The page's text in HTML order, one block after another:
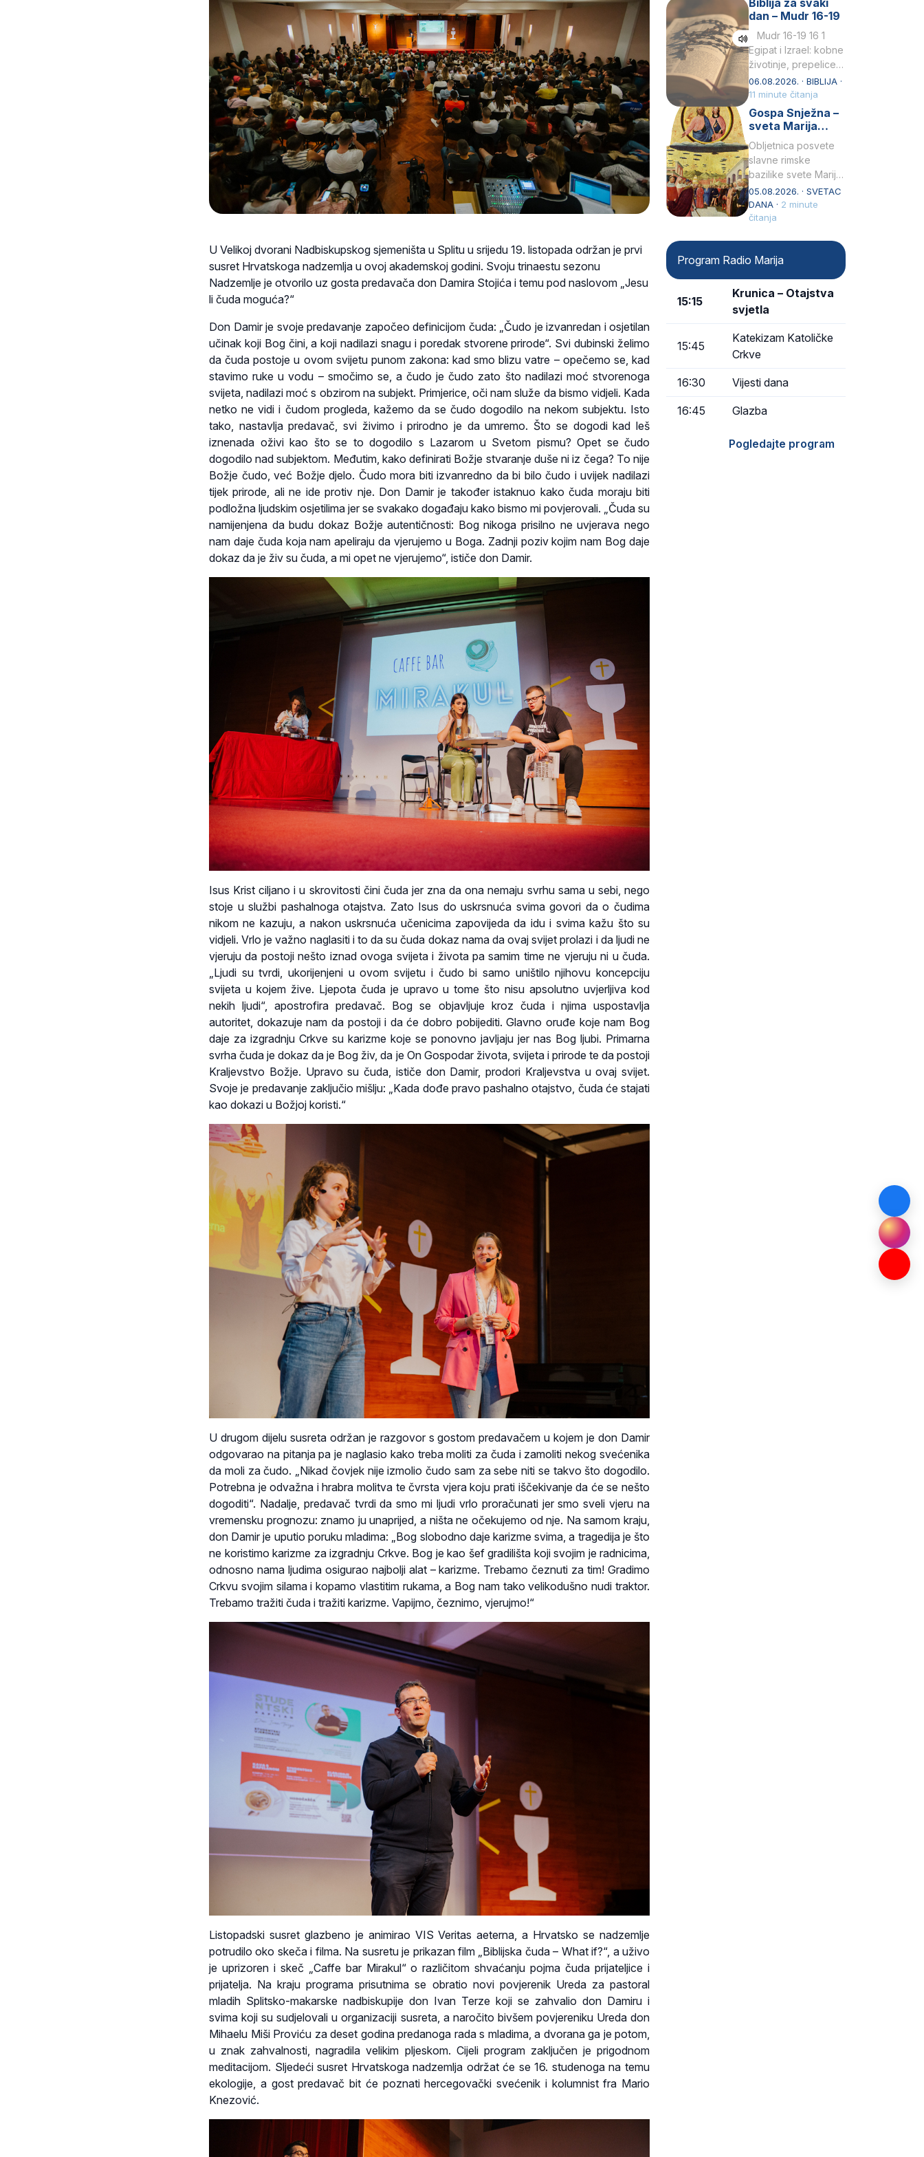
U Velikoj dvorani Nadbiskupskog sjemeništa u Splitu u srijedu 19. listopada održan je prvi
susret Hrvatskoga nadzemlja u ovoj akademskoj godini. Svoju trinaestu sezonu
Nadzemlje je otvorilo uz gosta predavača don Damira Stojića i temu pod naslovom „Jesu
li čuda moguća?“
Don Damir je svoje predavanje započeo definicijom čuda: „Čudo je izvanredan i osjetilan
učinak koji Bog čini, a koji nadilazi snagu i poredak stvorene prirode“. Svi dubinski želimo
da čuda postoje u ovom svijetu punom zakona: kad smo blizu vatre – opečemo se, kad
stavimo ruke u vodu – smočimo se, a čudo je čudo zato što nadilazi moć stvorenoga
svijeta, nadilazi moć s obzirom na subjekt. Primjerice, oči nam služe da bismo vidjeli. Kada
netko ne vidi i čudom progleda, kažemo da se čudo dogodilo na nekom subjektu. Isto
tako, nastavlja predavač, svi živimo i prirodno je da umremo. Što se dogodi kad leš
iznenada oživi kao što se to dogodilo s Lazarom u Svetom pismu? Opet se čudo
dogodilo nad subjektom. Međutim, kako definirati Božje stvaranje duše ni iz čega? To nije
Božje čudo, već Božje djelo. Čudo mora biti izvanredno da bi bilo čudo i uvijek nadilazi
tijek prirode, ali ne ide protiv nje. Don Damir je također istaknuo kako čuda moraju biti
podložna ljudskim osjetilima jer se svakako događaju kako bismo mi povjerovali. „Čuda su
namijenjena da budu dokaz Božje autentičnosti: Bog nikoga prisilno ne uvjerava nego
nam daje čuda koja nam apeliraju da vjerujemo u Boga. Zadnji poziv kojim nam Bog daje
dokaz da je živ su čuda, a mi opet ne vjerujemo“, ističe don Damir.
Isus Krist ciljano i u skrovitosti čini čuda jer zna da ona nemaju svrhu sama u sebi, nego
stoje u službi pashalnoga otajstva. Zato Isus do uskrsnuća svima govori da o čudima
nikom ne kazuju, a nakon uskrsnuća učenicima zapovijeda da idu i svima kažu što su
vidjeli. Vrlo je važno naglasiti i to da su čuda dokaz nama da ovaj svijet prolazi i da ljudi ne
vjeruju da postoji nešto iznad ovoga svijeta i života pa samim time ne vjeruju ni u čuda.
„Ljudi su tvrdi, ukorijenjeni u ovom svijetu i čudo bi samo uništilo njihovu koncepciju
svijeta u kojem žive. Ljepota čuda je upravo u tome što nisu apsolutno uvjerljiva kod
nekih ljudi“, apostrofira predavač. Bog se objavljuje kroz čuda i njima uspostavlja
autoritet, dokazuje nam da postoji i da će dobro pobijediti. Glavno oruđe koje nam Bog
daje za izgradnju Crkve su karizme koje se ponovno javljaju jer nas Bog ljubi. Primarna
svrha čuda je dokaz da je Bog živ, da je On Gospodar života, svijeta i prirode te da postoji
Kraljevstvo Božje. Upravo su čuda, ističe don Damir, prodori Kraljevstva u ovaj svijet.
Svoje je predavanje zaključio mišlju: „Kada dođe pravo pashalno otajstvo, čuda će stajati
kao dokazi u Božjoj koristi.“
U drugom dijelu susreta održan je razgovor s gostom predavačem u kojem je don Damir
odgovarao na pitanja pa je naglasio kako treba moliti za čuda i zamoliti nekog svećenika
da moli za čudo. „Nikad čovjek nije izmolio čudo sam za sebe niti se takvo što dogodilo.
Potrebna je odvažna i hrabra molitva te čvrsta vjera koju prati iščekivanje da će se nešto
dogoditi“. Nadalje, predavač tvrdi da smo mi ljudi vrlo proračunati jer smo sveli vjeru na
vremensku prognozu: znamo ju unaprijed, a ništa ne očekujemo od nje. Na samom kraju,
don Damir je uputio poruku mladima: „Bog slobodno daje karizme svima, a tragedija je što
ne koristimo karizme za izgradnju Crkve. Bog je kao šef gradilišta koji svojim je radnicima,
odnosno nama ljudima osigurao najbolji alat – karizme. Trebamo čeznuti za tim! Gradimo
Crkvu svojim silama i kopamo vlastitim rukama, a Bog nam tako velikodušno nudi traktor.
Trebamo tražiti čuda i tražiti karizme. Vapijmo, čeznimo, vjerujmo!“
Listopadski susret glazbeno je animirao VIS Veritas aeterna, a Hrvatsko se nadzemlje
potrudilo oko skeča i filma. Na susretu je prikazan film „Biblijska čuda – What if?“, a uživo
je uprizoren i skeč „Caffe bar Mirakul“ o različitom shvaćanju pojma čuda prijateljice i
prijatelja. Na kraju programa prisutnima se obratio novi povjerenik Ureda za pastoral
mladih Splitsko-makarske nadbiskupije don Ivan Terze koji se zahvalio don Damiru i
svima koji su sudjelovali u organizaciji susreta, a naročito bivšem povjereniku Ureda don
Mihaelu Miši Proviću za deset godina predanoga rada s mladima, a dvorana ga je potom,
u znak zahvalnosti, nagradila velikim pljeskom. Cijeli program zaključen je prigodnom
meditacijom. Sljedeći susret Hrvatskoga nadzemlja održat će se 16. studenoga na temu
ekologije, a gost predavač bit će poznati hercegovački svećenik i kolumnist fra Mario
Knezović.
Petar u svojoj
drugoj…
Biblija za svaki
dan – Mudr 16-19
Mudr 16-19 16 1
Egipat i Izrael: kobne
životinje, prepelice
Zato bijahu
primjereno kažnjeni
sličnim životinjamai
mučeni mnoštvom
06.08.2026. · BIBLIJA ·
11 minute čitanja
Gospa Snježna –
sveta Marija
Velika, zaštitnica
rimske bazilike
Obljetnica posvete
slavne rimske
bazilike svete Marije
Velike (Santa Maria
Maggiore) u narodu
se slavi kao Gospa
05.08.2026. · SVETAC
DANA · 2 minute
čitanja
Program Radio Marija
15:15
Krunica – Otajstva
svjetla
15:45
Katekizam Katoličke
Crkve
16:30 Vijesti dana
16:45 Glazba
Pogledajte program